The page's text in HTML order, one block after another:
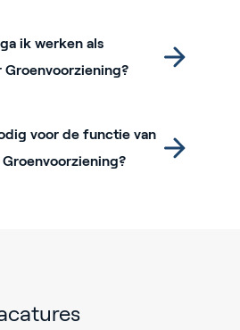
ik werken als
Groenvoorziening?
voor de functie van